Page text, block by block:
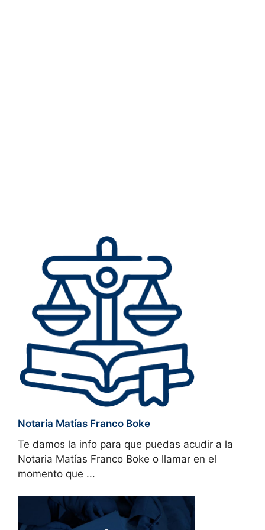
Notaria Matías Franco Boke
Te damos la info para que puedas acudir a la
Notaria Matías Franco Boke o llamar en el
momento que ...